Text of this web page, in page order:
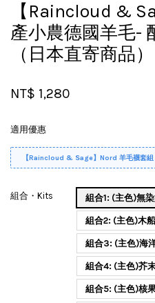
【Raincloud &
產小農德國羊毛-
（日本直寄商品）
NT$ 1,280
適用優惠
【Raincloud & Sage】Nord 羊毛襪套組
組合・Kits 組合1: (主色)無
組合2: (主色)木
組合3: (主
組合4: (主色)芥
組合5: (主色)核